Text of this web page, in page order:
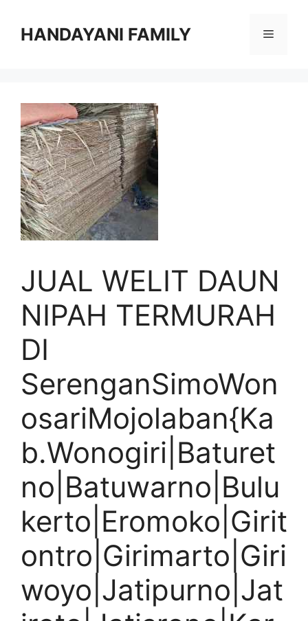
HANDAYANI FAMILY Menu
JUAL WELIT DAUN
NIPAH TERMURAH
DI
SerenganSimoWon
osariMojolaban{Ka
b.Wonogiri|Baturet
no|Batuwarno|Bulu
kerto|Eromoko|Girit
ontro|Girimarto|Giri
woyo|Jatipurno|Jat